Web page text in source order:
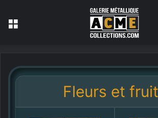
Fleurs et